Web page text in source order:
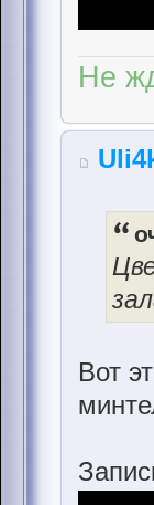
Не
Вот